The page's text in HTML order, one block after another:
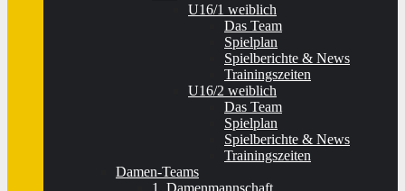
U16/1 weiblich
Das Team
Spielplan
Spielberichte & News
Trainingszeiten
U16/2 weiblich
Das Team
Spielplan
Spielberichte & News
Trainingszeiten
Damen-Teams
1. Damenmannschaft